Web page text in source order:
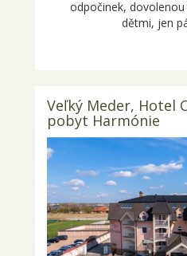
odpočinek,
dětmi, jen
Veľký Meder, Hotel
pobyt Harmónie